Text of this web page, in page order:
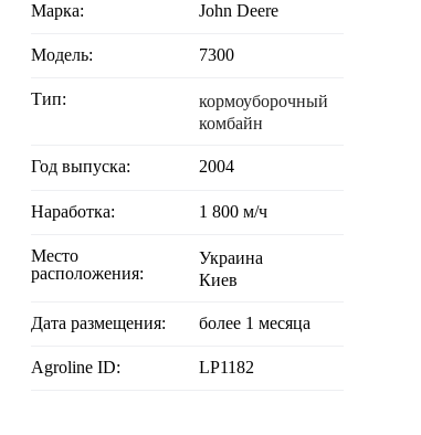
Марка: John Deere
Модель: 7300
Тип:
кормоуборочный
комбайн
Год выпуска: 2004
Наработка: 1 800 м/ч
Место
расположения:
Украина
Киев
Дата размещения: более 1 месяца
Agroline ID: LP1182